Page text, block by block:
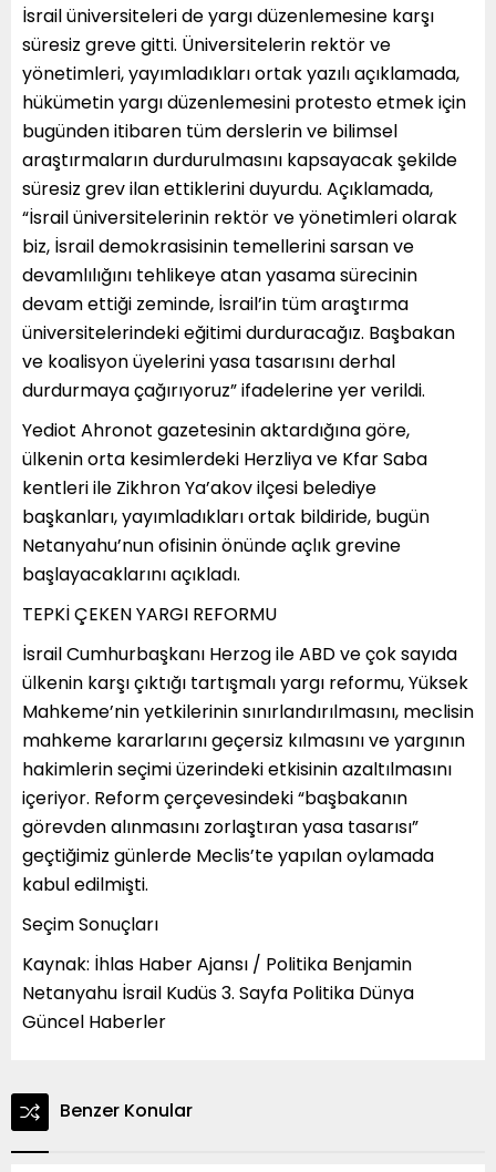
İsrail üniversiteleri de yargı düzenlemesine karşı
süresiz greve gitti. Üniversitelerin rektör ve
yönetimleri, yayımladıkları ortak yazılı açıklamada,
hükümetin yargı düzenlemesini protesto etmek için
bugünden itibaren tüm derslerin ve bilimsel
araştırmaların durdurulmasını kapsayacak şekilde
süresiz grev ilan ettiklerini duyurdu. Açıklamada,
“İsrail üniversitelerinin rektör ve yönetimleri olarak
biz, İsrail demokrasisinin temellerini sarsan ve
devamlılığını tehlikeye atan yasama sürecinin
devam ettiği zeminde, İsrail’in tüm araştırma
üniversitelerindeki eğitimi durduracağız. Başbakan
ve koalisyon üyelerini yasa tasarısını derhal
durdurmaya çağırıyoruz” ifadelerine yer verildi.
Yediot Ahronot gazetesinin aktardığına göre,
ülkenin orta kesimlerdeki Herzliya ve Kfar Saba
kentleri ile Zikhron Ya’akov ilçesi belediye
başkanları, yayımladıkları ortak bildiride, bugün
Netanyahu’nun ofisinin önünde açlık grevine
başlayacaklarını açıkladı.
TEPKİ ÇEKEN YARGI REFORMU
İsrail Cumhurbaşkanı Herzog ile ABD ve çok sayıda
ülkenin karşı çıktığı tartışmalı yargı reformu, Yüksek
Mahkeme’nin yetkilerinin sınırlandırılmasını, meclisin
mahkeme kararlarını geçersiz kılmasını ve yargının
hakimlerin seçimi üzerindeki etkisinin azaltılmasını
içeriyor. Reform çerçevesindeki “başbakanın
görevden alınmasını zorlaştıran yasa tasarısı”
geçtiğimiz günlerde Meclis’te yapılan oylamada
kabul edilmişti.
Seçim Sonuçları
Kaynak: İhlas Haber Ajansı / Politika Benjamin
Netanyahu İsrail Kudüs 3. Sayfa Politika Dünya
Güncel Haberler
Benzer Konular